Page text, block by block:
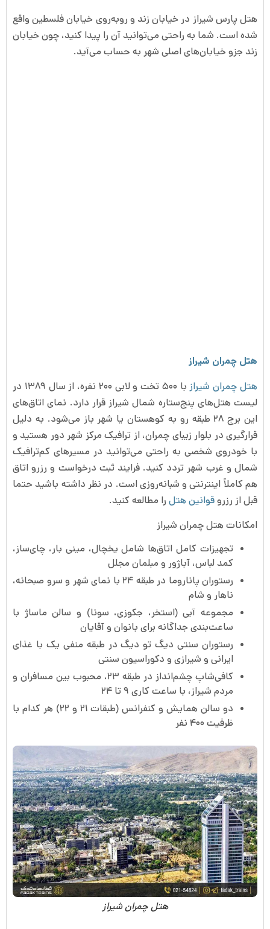
هتل پارس شیراز در خیابان زند و روبه‌روی خیابان فلسطین واقع
شده است. شما به راحتی می‌توانید آن را پیدا کنید، چون خیابان
زند جزو خیابان‌های اصلی شهر به حساب می‌آید.
هتل چمران شیراز
هتل چمران شیراز
با ۵۰۰ تخت و لابی ۲۰۰ نفره، از سال ۱۳۸۹ در
لیست هتل‌های پنج‌ستاره شمال شیراز قرار دارد. نمای اتاق‌های
این برج ۲۸ طبقه رو به کوهستان یا شهر باز می‌شود. به دلیل
قرارگیری در بلوار زیبای چمران، از ترافیک مرکز شهر دور هستید و
با خودروی شخصی به راحتی می‌توانید در مسیرهای کم‌ترافیک
شمال و غرب شهر تردد کنید. فرایند ثبت درخواست و رزرو اتاق
هم کاملاً اینترنتی و شبانه‌روزی است. در نظر داشته باشید حتما
قبل از رزروقوانین هتل را مطالعه کنید.
امکانات هتل چمران شیراز
تجهیزات کامل اتاق‌ها شامل یخچال، مینی بار، چای‌ساز،
کمد لباس، آباژور و مبلمان مجلل
رستوران پاناروما در طبقه ۲۴ با نمای شهر و سرو صبحانه،
ناهار و شام
مجموعه آبی (استخر، جکوزی، سونا) و سالن ماساژ با
ساعت‌بندی جداگانه برای بانوان و آقایان
رستوران سنتی دیگ تو دیگ در طبقه منفی یک با غذای
ایرانی و شیرازی و دکوراسیون سنتی
کافی‌شاپ چشم‌انداز در طبقه ۲۳، محبوب بین مسافران و
مردم شیراز، با ساعت کاری ۹ تا ۲۴
دو سالن همایش و کنفرانس (طبقات ۲۱ و ۲۲) هر کدام با
ظرفیت ۴۰۰ نفر
هتل چمران شیراز